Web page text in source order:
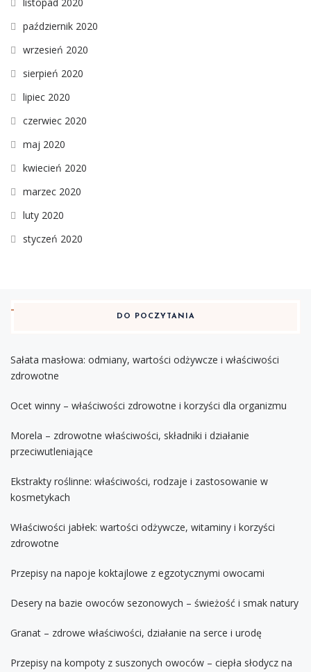
październik 2020
wrzesień 2020
sierpień 2020
lipiec 2020
czerwiec 2020
maj 2020
kwiecień 2020
marzec 2020
luty 2020
styczeń 2020
DO POCZYTANIA
Sałata masłowa: odmiany, wartości odżywcze i właściwości
zdrowotne
Ocet winny – właściwości zdrowotne i korzyści dla organizmu
Morela – zdrowotne właściwości, składniki i działanie
przeciwutleniające
Ekstrakty roślinne: właściwości, rodzaje i zastosowanie w
kosmetykach
Właściwości jabłek: wartości odżywcze, witaminy i korzyści
zdrowotne
Przepisy na napoje koktajlowe z egzotycznymi owocami
Desery na bazie owoców sezonowych – świeżość i smak natury
Granat – zdrowe właściwości, działanie na serce i urodę
Przepisy na kompoty z suszonych owoców – ciepła słodycz na